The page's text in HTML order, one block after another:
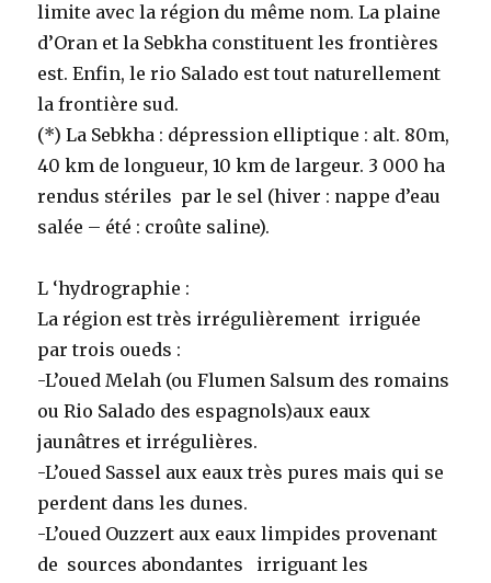
limite avec la région du même nom. La plaine
d’Oran et la Sebkha constituent les frontières
est. Enfin, le rio Salado est tout naturellement
la frontière sud.
(*) La Sebkha : dépression elliptique : alt. 80m,
40 km de longueur, 10 km de largeur. 3 000 ha
rendus stériles par le sel (hiver : nappe d’eau
salée – été : croûte saline).
L ‘hydrographie :
La région est très irrégulièrement irriguée
par trois oueds :
-L’oued Melah (ou Flumen Salsum des romains
ou Rio Salado des espagnols)aux eaux
jaunâtres et irrégulières.
-L’oued Sassel aux eaux très pures mais qui se
perdent dans les dunes.
-L’oued Ouzzert aux eaux limpides provenant
de sources abondantes irriguant les